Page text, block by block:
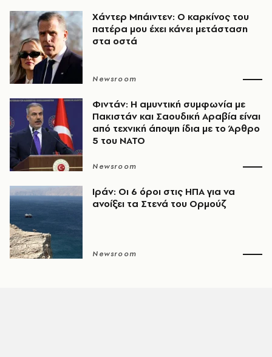
Χάντερ Μπάιντεν: Ο καρκίνος του
πατέρα μου έχει κάνει μετάσταση
στα οστά
Newsroom
Φιντάν: Η αμυντική συμφωνία με
Πακιστάν και Σαουδική Αραβία είναι
από τεχνική άποψη ίδια με τo Άρθρο
5 του ΝΑΤΟ
Newsroom
Ιράν: Οι 6 όροι στις ΗΠΑ για να
ανοίξει τα Στενά του Ορμούζ
Newsroom